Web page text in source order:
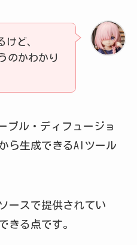
けど、
のかわかり
ル・ディフュージョ
ら生成できるAIツール
ースで提供されてい
きる点です。